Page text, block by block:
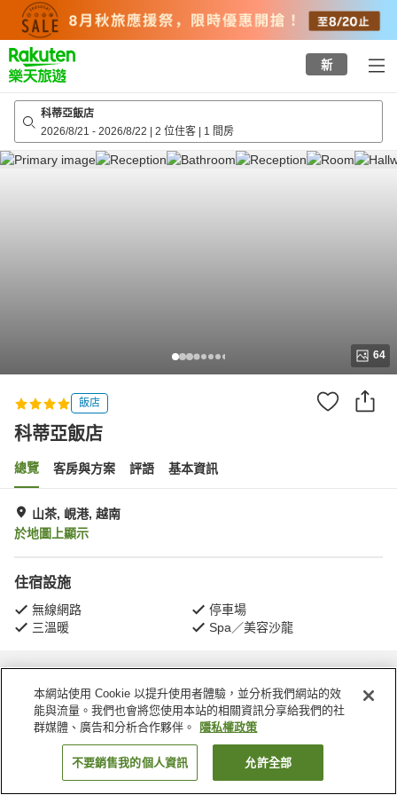
top
page
新
科蒂亞飯店
2026/8/21 - 2026/8/22 | 2 位住客 | 1 間房
64
飯店
科蒂亞飯店
總覽 客房與方案 評語 基本資訊
山茶, 峴港, 越南
於地圖上顯示
住宿設施
無線網路
停車場
三溫暖
Spa／美容沙龍
首頁 越南 峴港 山茶 科蒂亞飯店
找客房
本網站使用 Cookie 以提升使用者體驗，並分析我們網站的效
能與流量。我們也會將您使用本站的相關資訊分享給我們的社
群媒體、廣告和分析合作夥伴。
隱私權政策
不要銷售我的個人資訊 允許全部